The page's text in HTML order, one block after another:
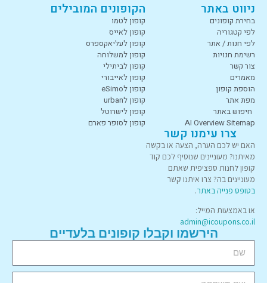
ניווט באתר
בחירת קופונים
לפי קטגוריה
לפי חנות / אתר
רשימת חנויות
צור קשר
מאמרים
הוספת קופון
מפת אתר
חיפוש באתר
AI Overview Sitemap
הקופונים המובילים
קופון לטמו
קופון לאייס
קופון לעליאקספרס
קופון למשלוחה
קופון לביתילי
קופון לאייבורי
קופון לeSimo
קופון לurban
קופון לישרוטל
קופון לסופר פארם
צרו עימנו קשר
האם יש לכם הערה, הצעה או בקשה
מאיתנו? מעוניינים שנוסיף לכם קוד
קופון לחנות ספציפית שאתם
מעוניינים בה? צרו איתנו קשר
בטופס פנייה באתר.
או באמצעות המייל:
admin@icoupons.co.il
הירשמו וקבלו קופונים בלעדיים